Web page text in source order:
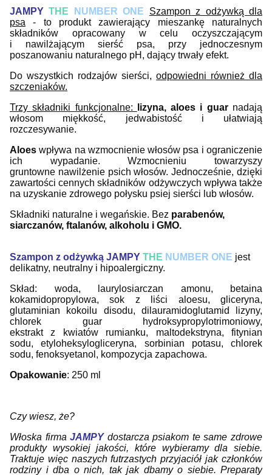
JAMPY THE NUMBER ONE
Szampon z odżywką dla
psa - to produkt zawierający mieszankę naturalnych
składników opracowany w celu
oczyszczającym
i nawilżającym sierść psa, przy jednoczesnym
poszanowaniu naturalnego pH, dający trwały efekt.
Do wszystkich rodzajów sierści, odpowiedni również dla
szczeniaków.
Trzy składniki funkcjonalne:
lizyna, aloes i guarnadają
włosom miękkość, jedwabistość i ułatwiają
rozczesywanie.
Aloeswpływa na wzmocnienie włosów psa i ograniczenie
ich wypadanie. Wzmocnieniu towarzyszy
gruntowne nawilżenie psich włosów. Jednocześnie, dzięki
zawartości cennych składników odżywczych wpływa także
na uzyskanie zdrowego połysku psiej sierści lub włosów.
Składniki naturalne i wegańskie. Bez parabenów,
siarczanów, ftalanów, alkoholu i GMO.
Szampon z odżywką JAMPY THE NUMBER ONE jest
delikatny, neutralny i hipoalergiczny.
Skład: woda, laurylosiarczan amonu, betaina
kokamidopropylowa, sok z liści aloesu, gliceryna,
glutaminian kokoilu disodu, dilauramidoglutamid lizyny,
chlorek guar hydroksypropylotrimoniowy,
ekstrakt z kwiatów rumianku, maltodekstryna, fitynian
sodu, etyloheksylogliceryna, sorbinian potasu, chlorek
sodu, fenoksyetanol, kompozycja zapachowa.
Opakowanie: 250 ml
Czy wiesz, że?
Włoska firmaJAMPY dostarcza psiakom te same zdrowe
produkty wysokiej jakości, które wybieramy dla siebie.
Traktuje więc naszych futrzastych przyjaciół jak członków
rodziny i dba o nich, tak jak dbamy o siebie. Preparaty